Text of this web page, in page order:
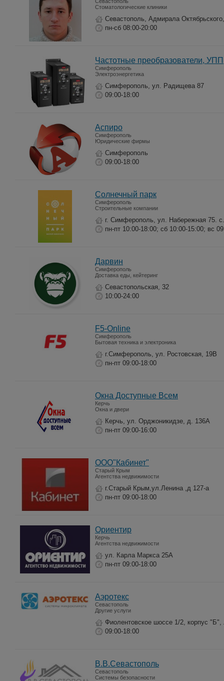
Стоматологические клиники
Севастополь, Адмирала
пн-сб 08:00-20:00
Частотные преобразователи,
Симферополь
Электроэнергетика
Симферополь, ул. Радищева 87
09:00-18:00
Аспиро
Симферополь
Юридические фирмы
Симферополь
09:00-18:00
Солнечный парк
Симферополь
Строительные компании
г. Симферополь, ул. Набережная 75.
пн-пт 10:00-18:00; сб 10:00-15:00; вс
Дарвин
Симферополь
Доставка еды, кейтеринг
Севастопольская, 32
10:00-24:00
F5-Online
Симферополь
Бытовая техника и электроника
г.Симферополь, ул. Ростовская, 19В
пн-пт 09:00-18:00
Окна Доступные Всем
Керчь
Окна и двери
Керчь, ул. Орджоникидзе, д. 136А
пн-пт 09:00-16:00
ООО"Кабинет"
Старый Крым
Агентства недвижимости
г.Старый Крым,ул.Ленина ,д 127-а
пн-пт 09:00-18:00
Ориентир
Керчь
Агентства недвижимости
ул. Карла Маркса 25А
пн-пт 09:00-18:00
Аэротекс
Севастополь
Другие услуги
Фиолентовское шоссе 1/2, корпус
09:00-18:00
В.В.Севастополь
Севастополь
Системы безопасности